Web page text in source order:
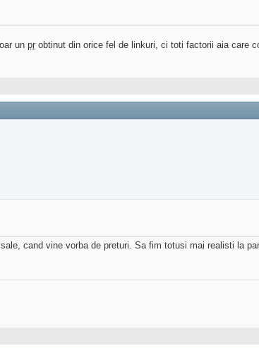
un pr obtinut din orice fel de linkuri, ci toti factorii aia care
cand vine vorba de preturi. Sa fim totusi mai realisti la